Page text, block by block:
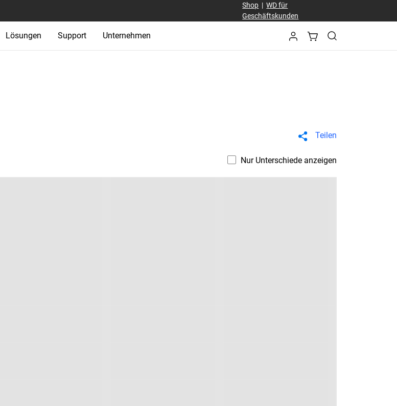
Shop |WD für
Geschäftskunden
Lösungen Support Unternehmen
Teilen
Nur Unterschiede anzeigen